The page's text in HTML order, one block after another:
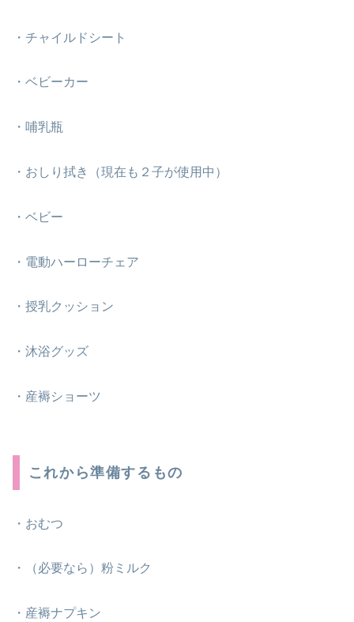
・チャイルドシート
・ベビーカー
・哺乳瓶
・おしり拭き（現在も２子が使用中）
・ベビー
・電動ハーローチェア
・授乳クッション
・沐浴グッズ
・産褥ショーツ
これから準備するもの
・おむつ
・（必要なら）粉ミルク
・産褥ナプキン